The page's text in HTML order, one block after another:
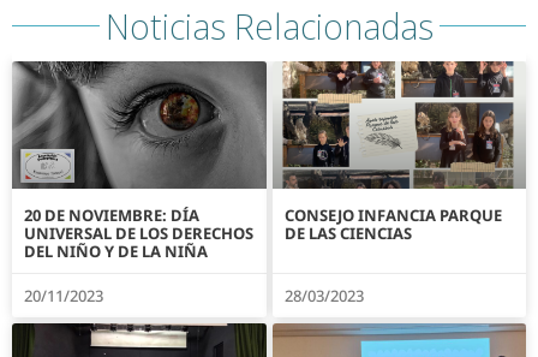
Noticias Relacionadas
20 DE NOVIEMBRE: DÍA
UNIVERSAL DE LOS DERECHOS
DEL NIÑO Y DE LA NIÑA
20/11/2023
CONSEJO INFANCIA PARQUE
DE LAS CIENCIAS
28/03/2023